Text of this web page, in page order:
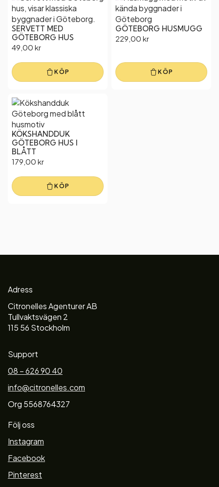
SERVETT MED
GÖTEBORG HUS
49,00 kr
KÖP
GÖTEBORG HUSMUGG
229,00 kr
KÖP
KÖKSHANDDUK
GÖTEBORG HUS I
BLÅTT
179,00 kr
KÖP
Adress
Citronelles Agenturer AB
Tullvaktsvägen 2
115 56 Stockholm
Support
08 – 626 90 40
info@citronelles.com
Org 5568764327
Följ oss
Instagram
Facebook
Pinterest